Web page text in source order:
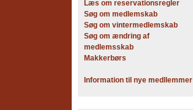
Læs om reservationsregler
Søg om medlemskab
Søg om vintermedlemskab
Søg om ændring af
medlemsskab
Makkerbørs
Information til nye medllemmer